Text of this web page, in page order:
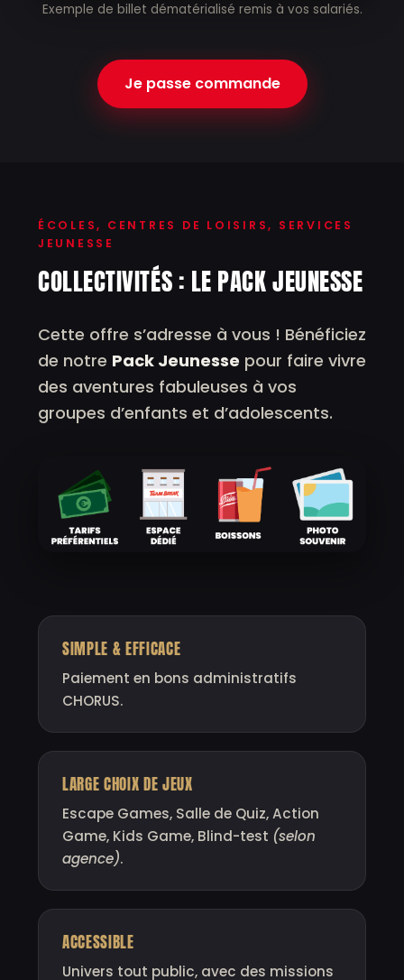
Exemple de billet dématérialisé remis à vos salariés.
Je passe commande
ÉCOLES, CENTRES DE LOISIRS, SERVICES
JEUNESSE
COLLECTIVITÉS : LE PACK JEUNESSE
Cette offre s’adresse à vous ! Bénéficiez
de notre Pack Jeunesse pour faire vivre
des aventures fabuleuses à vos
groupes d’enfants et d’adolescents.
SIMPLE & EFFICACE
Paiement en bons administratifs
CHORUS.
LARGE CHOIX DE JEUX
Escape Games, Salle de Quiz, Action
Game, Kids Game, Blind-test (selon
agence).
ACCESSIBLE
Univers tout public, avec des missions